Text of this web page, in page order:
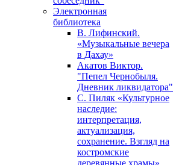
Электронная
библиотека
В. Лифинский.
«Музыкальные вечера
в Дахау»
Акатов Виктор.
"Пепел Чернобыля.
Дневник ликвидатора"
С. Пиляк «Культурное
наследие:
интерпретация,
актуализация,
сохранение. Взгляд на
костромские
деревянные храмы»